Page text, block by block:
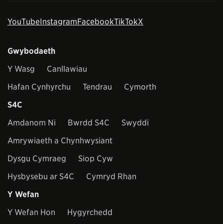
YouTubeInstagramFacebookTikTokX
Gwybodaeth
Y Wasg
Canllawiau
Hafan Cynhyrchu
Tendrau
Cymorth
S4C
Amdanom Ni
Bwrdd S4C
Swyddi
Amrywiaeth a Chynhwysiant
Dysgu Cymraeg
Siop Cyw
Hysbysebu ar S4C
Cymryd Rhan
Y Wefan
Y Wefan Hon
Hygyrchedd